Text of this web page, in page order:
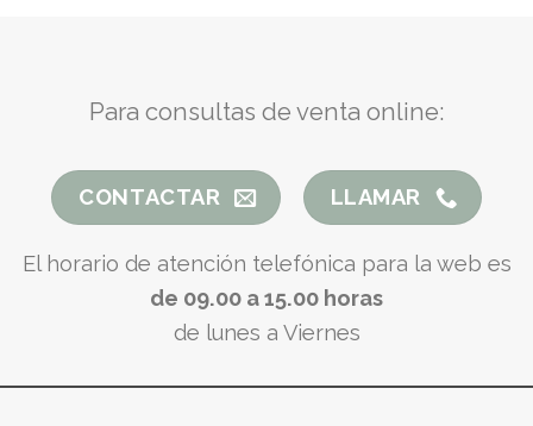
Para consultas de venta online:
CONTACTAR LLAMAR
El horario de atención telefónica para la web es
de 09.00 a 15.00 horas
de lunes a Viernes